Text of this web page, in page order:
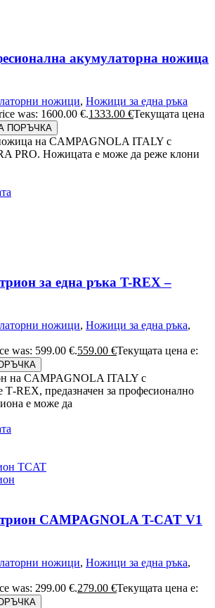
акумулаторна ножица
ножици, Ножици за една ръка
was: 1600.00 €.1333.00 €Текущата цена
ПОРЪЧКА
на CAMPAGNOLA ITALY с
PRO. Ножицата е може да реже клони
за една ръка T-REX –
ножици, Ножици за една ръка,
was: 599.00 €.559.00 €Текущата цена е:
на CAMPAGNOLA ITALY с
Т-REX, предазначен за професионално
е може да
CAMPAGNOLA T-CAT V1
ножици, Ножици за една ръка,
was: 299.00 €.279.00 €Текущата цена е: